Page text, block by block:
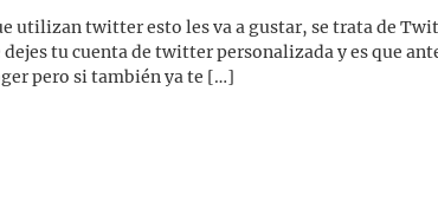
utilizan twitter esto les va a gustar, se trata de
tu cuenta de twitter personalizada y es que
pero si también ya te […]